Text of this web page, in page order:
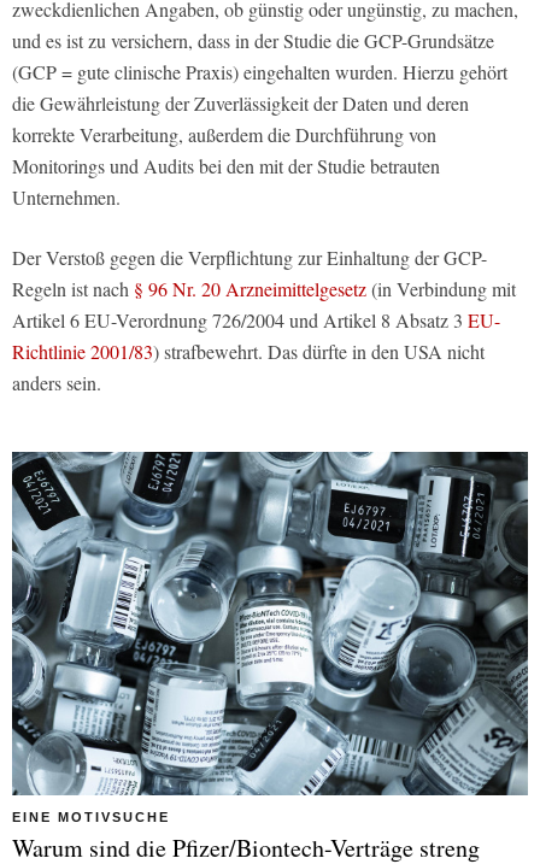
zweckdienlichen Angaben, ob günstig oder ungünstig, zu machen,
und es ist zu versichern, dass in der Studie die GCP-Grundsätze
(GCP = gute clinische Praxis) eingehalten wurden. Hierzu gehört
die Gewährleistung der Zuverlässigkeit der Daten und deren
korrekte Verarbeitung, außerdem die Durchführung von
Monitorings und Audits bei den mit der Studie betrauten
Unternehmen.
Der Verstoß gegen die Verpflichtung zur Einhaltung der GCP-
Regeln ist nach § 96 Nr. 20 Arzneimittelgesetz(in Verbindung mit
Artikel 6 EU-Verordnung 726/2004 und Artikel 8 Absatz 3 EU-
Richtlinie 2001/83) strafbewehrt. Das dürfte in den USA nicht
anders sein.
EINE MOTIVSUCHE
Warum sind die Pfizer/Biontech-Verträge streng